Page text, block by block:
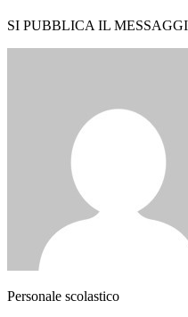
SI PUBBLICA IL
Personale scolastico